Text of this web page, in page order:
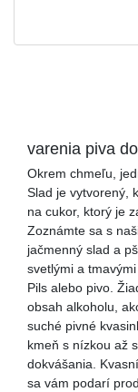
varenia piva
Okrem chmeľu,
Slad je vytvorený,
na cukor, ktorý je
Zoznámte sa s
jačmenný slad a
svetlými a
Pils alebo pivo.
obsah alkoholu,
suché pivné
kmeň s nízkou až
dokvášania.
sa vám podarí